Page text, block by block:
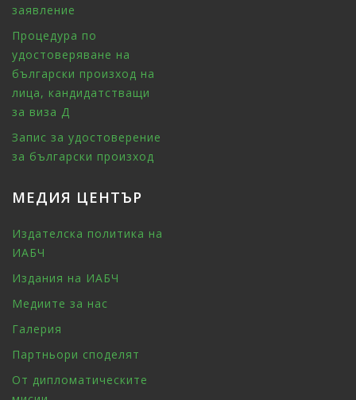
заявление
Процедура по
удостоверяване на
български произход на
лица, кандидатстващи
за виза Д
Запис за удостоверение
за български произход
МЕДИЯ ЦЕНТЪР
Издателска политика на
ИАБЧ
Издания на ИАБЧ
Медиите за нас
Галерия
Партньори споделят
От дипломатическите